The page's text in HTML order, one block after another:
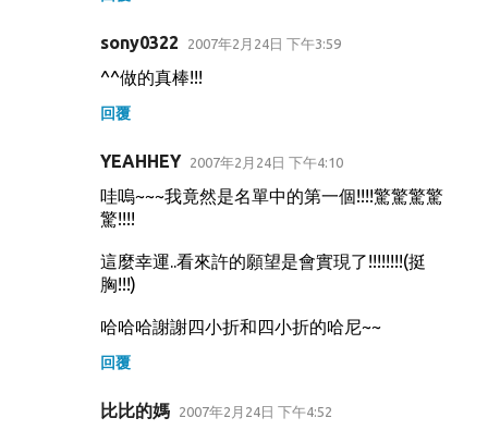
sony0322 2007年2月24日 下午3:59
^^做的真棒!!!
回覆
YEAHHEY 2007年2月24日 下午4:10
哇嗚~~~我竟然是名單中的第一個!!!!驚驚驚驚
驚!!!!
這麼幸運..看來許的願望是會實現了!!!!!!!!(挺
胸!!!)
哈哈哈謝謝四小折和四小折的哈尼~~
回覆
比比的媽 2007年2月24日 下午4:52